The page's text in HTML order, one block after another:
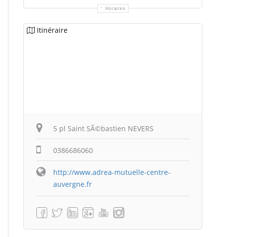
Horaires
Itinéraire
5 pl Saint SÃ©bastien NEVERS
0386686060
http://www.adrea-mutuelle-centre-
auvergne.fr